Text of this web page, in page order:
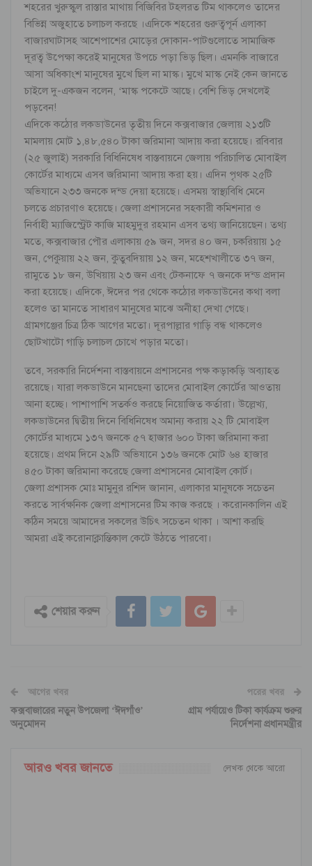
শহরের খুরুস্কুল রাস্তার মাথায় বিজিবির টহলরত টিম থাকলেও তাদের
বিভিন্ন অজুহাতে চলাচল করছে ।এদিকে শহরের গুরুত্বপূর্ন এলাকা
বাজারঘাটাসহ আশেপাশের মোড়ের দোকান-পাটগুলোতে সামাজিক
দূরত্ব উপেক্ষা করেই মানুষের উপচে পড়া ভিড় ছিল। এমনকি বাজারে
আসা অধিকাংশ মানুষের মুখে ছিল না মাস্ক। মুখে মাস্ক নেই কেন জানতে
চাইলে দু-একজন বলেন, ‘মাস্ক পকেটে আছে। বেশি ভিড় দেখলেই
পড়বেন!
এদিকে কঠোর লকডাউনের তৃতীয় দিনে কক্সবাজার জেলায় ২১৩টি
মামলায় মোট ১,৪৮,৫৪০ টাকা জরিমানা আদায় করা হয়েছে। রবিবার
(২৫ জুলাই) সরকারি বিধিনিষেধ বাস্তবায়নে জেলায় পরিচালিত মোবাইল
কোর্টের মাধ্যমে এসব জরিমানা আদায় করা হয়। এদিন পৃথক ২৫টি
অভিযানে ২৩৩ জনকে দন্ড দেয়া হয়েছে। এসময় স্বাস্থ্যবিধি মেনে
চলতে প্রচারণাও হয়েছে। জেলা প্রশাসনের সহকারী কমিশনার ও
নির্বাহী ম্যাজিস্ট্রেট কাজি মাহমুদুর রহমান এসব তথ্য জানিয়েছেন। তথ্য
মতে, কক্সবাজার পৌর এলাকায় ৫৯ জন, সদর ৪০ জন, চকরিয়ায় ১৫
জন, পেকুয়ায় ২২ জন, কুতুবদিয়ায় ১২ জন, মহেশখালীতে ৩৭ জন,
রামুতে ১৮ জন, উখিয়ায় ২৩ জন এবং টেকনাফে ৭ জনকে দন্ড প্রদান
করা হয়েছে। এদিকে, ঈদের পর থেকে কঠোর লকডাউনের কথা বলা
হলেও তা মানতে সাধারণ মানুষের মাঝে অনীহা দেখা গেছে।
গ্রামগঞ্জের চিত্র ঠিক আগের মতো। দূরপাল্লার গাড়ি বন্ধ থাকলেও
ছোটখাটো গাড়ি চলাচল চোখে পড়ার মতো।
তবে, সরকারি নির্দেশনা বাস্তবায়নে প্রশাসনের পক্ষ কড়াকড়ি অব্যাহত
রয়েছে। যারা লকডাউনে মানছেনা তাদের মোবাইল কোর্টের আওতায়
আনা হচ্ছে। পাশাপাশি সতর্কও করছে নিয়োজিত কর্তারা। উল্লেখ্য,
লকডাউনের দ্বিতীয় দিনে বিধিনিষেধ অমান্য করায় ২২ টি মোবাইল
কোর্টের মাধ্যমে ১৩৭ জনকে ৫৭ হাজার ৬০০ টাকা জরিমানা করা
হয়েছে। প্রথম দিনে ২৯টি অভিযানে ১৩৬ জনকে মোট ৬৪ হাজার
৪৫০ টাকা জরিমানা করেছে জেলা প্রশাসনের মোবাইল কোর্ট।
জেলা প্রশাসক মোঃ মামুনুর রশিদ জানান, এলাকার মানুষকে সচেতন
করতে সার্বক্ষনিক জেলা প্রশাসনের টিম কাজ করছে । করোনকালিন এই
কঠিন সময়ে আমাদের সকলের উচিৎ সচেতন থাকা । আশা করছি
আমরা এই করোনাক্লান্তিকাল কেটে উঠতে পারবো।
শেয়ার করুন
আগের খবর
কক্সবাজারের নতুন উপজেলা ‘ঈদগাঁও’
অনুমোদন
পরের খবর
গ্রাম পর্যায়েও টিকা কার্যক্রম শুরুর
নির্দেশনা প্রধানমন্ত্রীর
আরও খবর জানতে লেখক থেকে আরো